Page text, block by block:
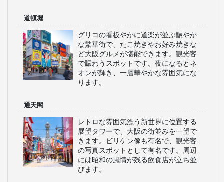
道頓堀
グリコの看板やかに道楽が並ぶ賑やか
な繁華街で、たこ焼きやお好み焼きな
ど大阪グルメが堪能できます。観光客
で賑わうスポットです。夜になるとネ
オンが輝き、一層華やかな雰囲気にな
ります。
通天閣
レトロな雰囲気漂う新世界に位置する
展望タワーで、大阪の街並みを一望で
きます。ビリケン像も有名で、観光客
の写真スポットとして有名です。周辺
には昭和の風情が残る飲食店が立ち並
びます。